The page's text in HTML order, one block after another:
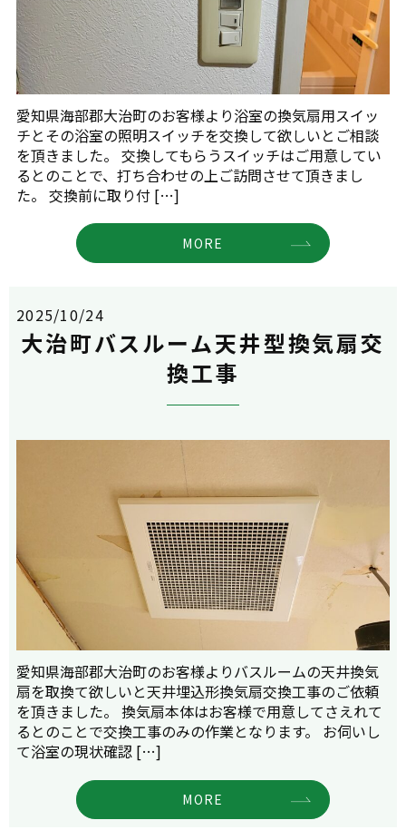
愛知県海部郡大治町のお客様より浴室の換気扇用スイッ
チとその浴室の照明スイッチを交換して欲しいとご相談
を頂きました。 交換してもらうスイッチはご用意してい
るとのことで、打ち合わせの上ご訪問させて頂きまし
た。 交換前に取り付 […]
MORE
2025/10/24
大治町バスルーム天井型換気扇交
換工事
愛知県海部郡大治町のお客様よりバスルームの天井換気
扇を取換て欲しいと天井埋込形換気扇交換工事のご依頼
を頂きました。 換気扇本体はお客様で用意してさえれて
るとのことで交換工事のみの作業となります。 お伺いし
て浴室の現状確認 […]
MORE